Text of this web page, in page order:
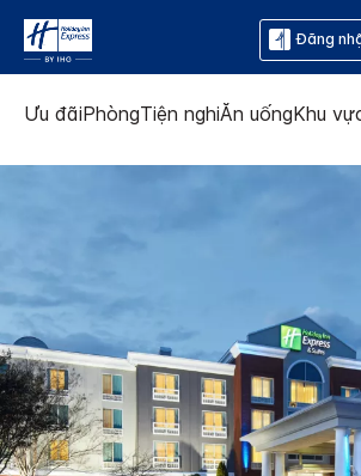
Đăng
Ưu đãiPhòngTiện nghiĂn uốngKhu